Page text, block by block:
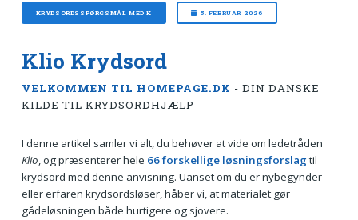
KRYDSORDSSPØRGSMÅL MED K 5. FEBRUAR 2026
Klio Krydsord
VELKOMMEN TIL HOMEPAGE.DK - DIN DANSKE
KILDE TIL KRYDSORDHJÆLP
I denne artikel samler vi alt, du behøver at vide om ledetråden
Klio, og præsenterer hele 66 forskellige løsningsforslag til
krydsord med denne anvisning. Uanset om du er nybegynder
eller erfaren krydsordsløser, håber vi, at materialet gør
gådeløsningen både hurtigere og sjovere.